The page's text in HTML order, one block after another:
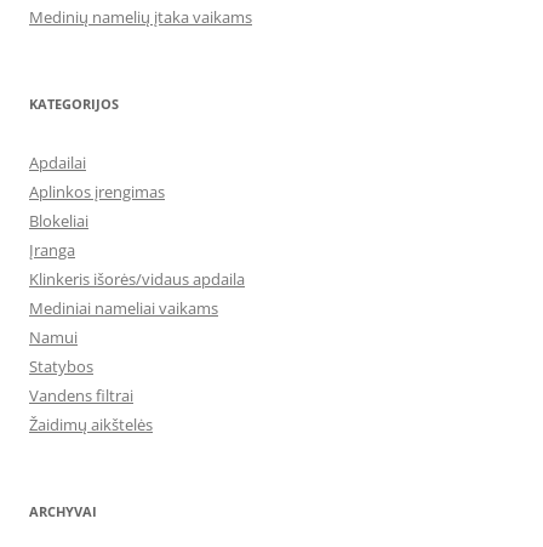
Medinių namelių įtaka vaikams
KATEGORIJOS
Apdailai
Aplinkos įrengimas
Blokeliai
Įranga
Klinkeris išorės/vidaus apdaila
Mediniai nameliai vaikams
Namui
Statybos
Vandens filtrai
Žaidimų aikštelės
ARCHYVAI